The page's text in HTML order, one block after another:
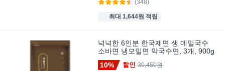
(348)
최대 1,644원 적립
넉넉한 6인분 한국제면 생 메밀국수
소바면 냉모밀면 막국수면, 3개, 900g
10%
할인 30,450원